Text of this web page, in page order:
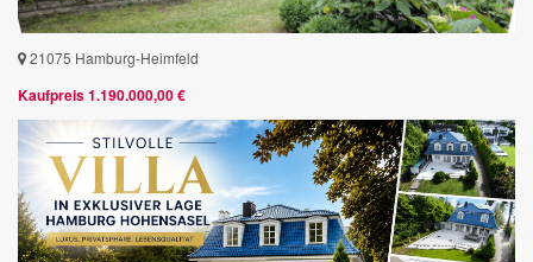
21075 Hamburg-Heimfeld
Kaufpreis 1.190.000,00 €